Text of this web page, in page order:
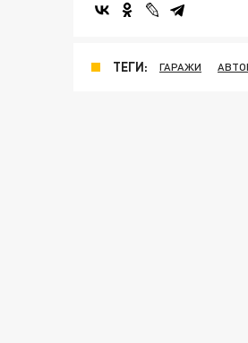
ТЕГИ: ГАРАЖИ